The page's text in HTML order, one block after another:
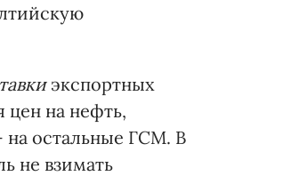
экспортных
цен на нефть,
остальные ГСМ. В
не взимать